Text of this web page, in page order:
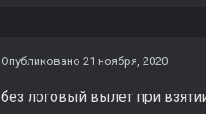
Опубликовано 21 ноября, 2020
без логовый вылет при